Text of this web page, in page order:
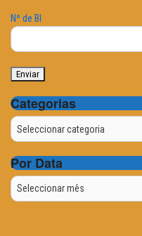
Nº de BI
Categorias
Categorias
Por Data
Por
Data